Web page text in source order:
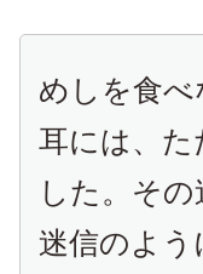
めしを食
耳には、
した。そ
迷信のよ